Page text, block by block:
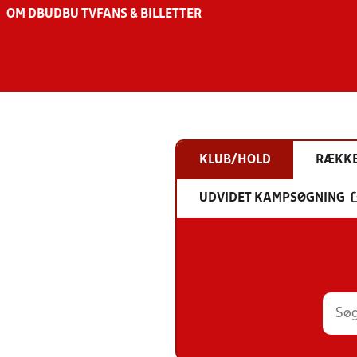
OM DBU DBU TV FANS & BILLETTER
KLUB/HOLD
UDVIDET KAMPSØGNING